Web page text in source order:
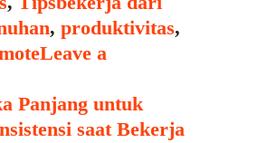
Saat
Bekerja
Rumah
, produktivitas,
Leave a